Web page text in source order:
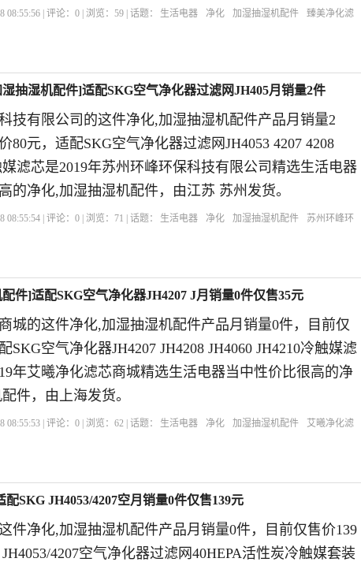
08:55:56 | 评论：0 | 浏览：59 | 话题： 生活电器 净化 加湿抽湿机配件
臻美净化滤
抽湿机配件]适配SKG空气净化器过滤网JH405月销量2件
技有限公司的这件净化,加湿抽湿机配件产品月销量2
80元，适配SKG空气净化器过滤网JH4053 4207 4208
媒滤芯是2019年苏州环峰环保科技有限公司精选生活电器
的净化,加湿抽湿机配件，由江苏 苏州发货。
08:55:54 | 评论：0 | 浏览： 71 | 话题： 生活电器 净化 加湿抽湿机配件
苏州环峰环
件]适配SKG空气净化器JH4207 J月销量0件仅售35元
城的这件净化,加湿抽湿机配件产品月销量0件，目前仅
SKG空气净化器JH4207 JH4208 JH4060 JH4210冷触媒滤
年艾曦净化滤芯商城精选生活电器当中性价比很高的净
件，由上海发货。
08:55:53 | 评论：0 | 浏览：62 | 话题： 生活电器 净化 加湿抽湿机配件
艾曦净化滤
SKG JH4053/4207空月销量0件仅售139元
件净化,加湿抽湿机配件产品月销量0件，目前仅售价139
4207空气净化器过滤网40HEPA活性炭冷触媒套装